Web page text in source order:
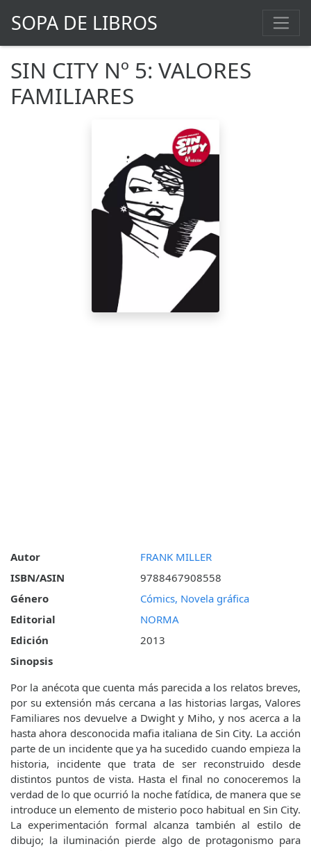
SOPA DE LIBROS
SIN CITY Nº 5: VALORES
FAMILIARES
Autor
FRANK MILLER
ISBN/ASIN
9788467908558
Género
Cómics, Novela gráfica
Editorial
NORMA
Edición
2013
Sinopsis
Por la anécota que cuenta más parecida a los relatos breves,
por su extensión más cercana a las historias largas, Valores
Familiares nos devuelve a Dwight y Miho, y nos acerca a la
hasta ahora desconocida mafia italiana de Sin City. La acción
parte de un incidente que ya ha sucedido cuando empieza la
historia, incidente que trata de ser reconstruido desde
distintos puntos de vista. Hasta el final no conoceremos la
verdad de lo que ocurrió la noche fatídica, de manera que se
introduce un elemento de misterio poco habitual en Sin City.
La experimentación formal alcanza también al estilo de
dibujo; la iluminación pierde algo de protagonismo para